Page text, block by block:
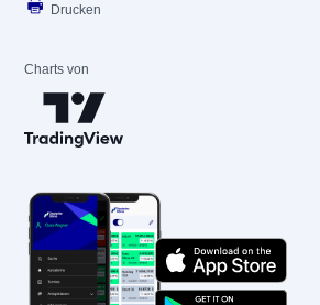
Drucken
Charts von